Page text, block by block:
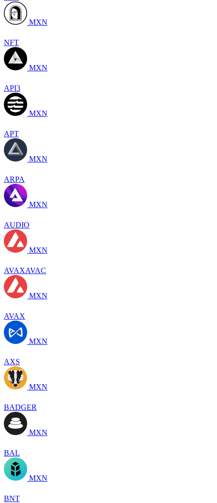
MXN
NFT
MXN
API3
MXN
APT
MXN
ARPA
MXN
AUDIO
MXN
AVAXAVAC
MXN
AVAX
MXN
AXS
MXN
BADGER
MXN
BAL
MXN
BNT